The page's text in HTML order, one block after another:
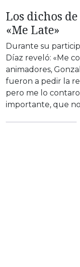
Los dichos
«Me Late»
Durante su
Díaz reveló: «Me
animadores,
fueron a pedir la
pero me lo
importante, que